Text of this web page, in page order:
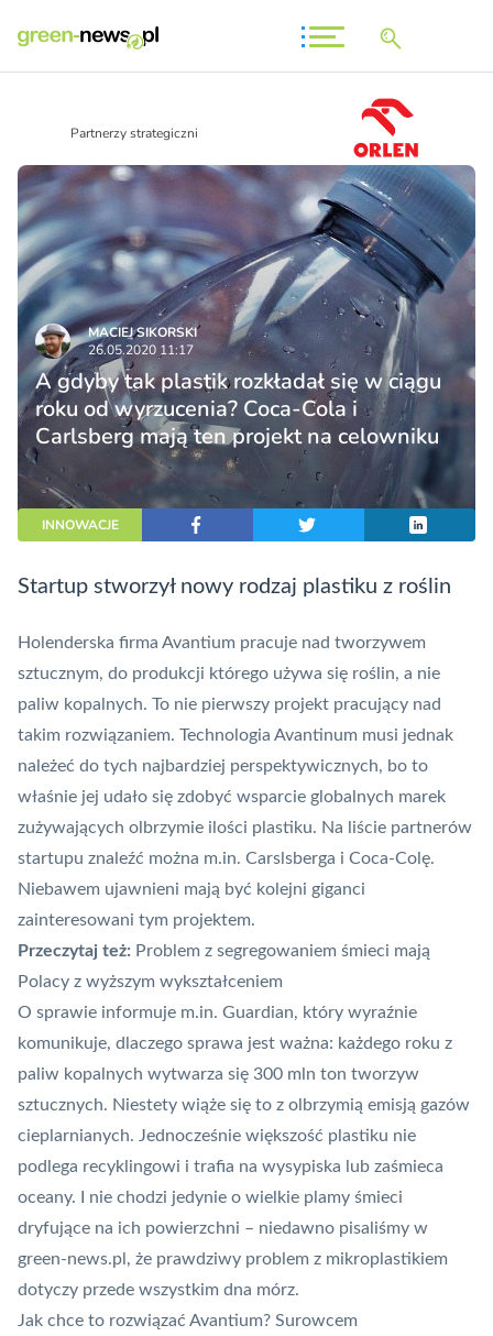
Partnerzy strategiczni
MACIEJ SIKORSKI
26.05.2020 11:17
A gdyby tak plastik rozkładał się w ciągu
roku od wyrzucenia? Coca-Cola i
Carlsberg mają ten projekt na celowniku
INNOWACJE
Startup stworzył nowy rodzaj plastiku z roślin
Holenderska firma Avantium pracuje nad tworzywem
sztucznym, do produkcji którego używa się roślin, a nie
paliw kopalnych. To nie pierwszy projekt pracujący nad
takim rozwiązaniem. Technologia Avantinum musi jednak
należeć do tych najbardziej perspektywicznych, bo to
właśnie jej udało się zdobyć wsparcie globalnych marek
zużywających olbrzymie ilości plastiku. Na liście partnerów
startupu znaleźć można m.in. Carslsberga i Coca-Colę.
Niebawem ujawnieni mają być kolejni giganci
zainteresowani tym projektem.
Przeczytaj też: Problem z segregowaniem śmieci mają
Polacy z wyższym wykształceniem
O sprawie informuje m.in. Guardian, który wyraźnie
komunikuje, dlaczego sprawa jest ważna: każdego roku z
paliw kopalnych wytwarza się 300 mln ton tworzyw
sztucznych. Niestety wiąże się to z olbrzymią emisją gazów
cieplarnianych. Jednocześnie większość plastiku nie
podlega recyklingowi i trafia na wysypiska lub zaśmieca
oceany. I nie chodzi jedynie o wielkie plamy śmieci
dryfujące na ich powierzchni – niedawno pisaliśmy w
green-news.pl, że prawdziwy problem z mikroplastikiem
dotyczy przede wszystkim dna mórz.
Jak chce to rozwiązać Avantium? Surowcem